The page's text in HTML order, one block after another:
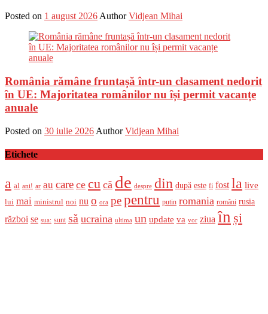
Posted on 1 august 2026 Author Vidjean Mihai
România rămâne fruntașă într-un clasament nedorit
în UE: Majoritatea românilor nu își permit vacanțe
anuale
Posted on 30 iulie 2026 Author Vidjean Mihai
Etichete
a al ani! ar au care ce cu că de despre din după este fi fost la live
lui mai ministrul noi nu o ora pepentru putin romania români rusia
război se sua: sunt să ucraina ultima un update va vor ziua în și